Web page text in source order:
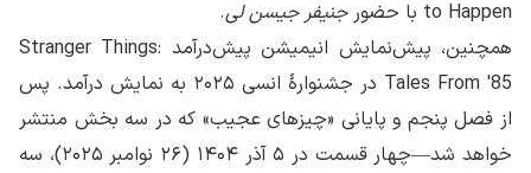
to Happen با حضور
جنیفر جیسن لی.
همچنین، پیش‌نمایش انیمیشن پیش‌درآمد Stranger Things:
Tales From '85 در جشنوارهٔ انسی ۲۰۲۵ به نمایش درآمد. پس
از فصل پنجم و پایانی «چیزهای عجیب» که در سه بخش منتشر
خواهد شد—چهار قسمت در ۵ آذر ۱۴۰۴ (۲۶ نوامبر ۲۰۲۵)، سه